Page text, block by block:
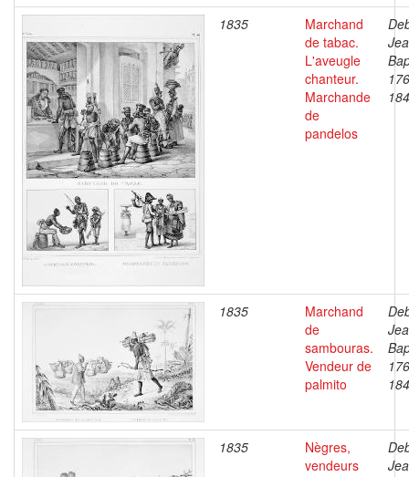
1835
Marchand
de tabac.
L'aveugle
chanteur.
Marchande
de
pandelos
1835
Marchand
de
sambouras.
Vendeur de
palmito
1835
Nègres,
vendeurs